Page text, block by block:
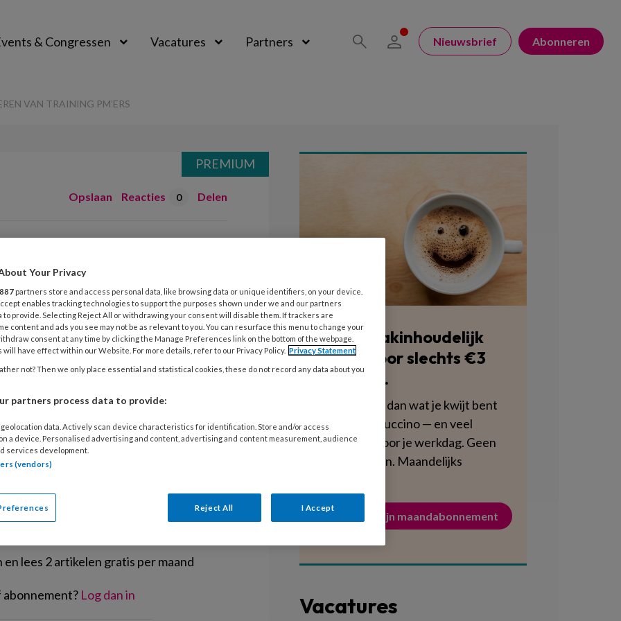
& Congressen Vacatures Partners Nieuwsbrief Abonneren
VAN TRAINING PM’ERS
Opslaan Reacties 0 Delen
van training
heeft effect op de
een goed programma dat
trainers. Veel trainingsuren
Duitse onderzoeker Franziska
lezen?
lees 2 artikelen gratis per maand
Log dan in
PREMIUM
Blijf vakinhoudelijk
scherp voor slechts €3
per week.
Dat is minder dan wat je kwijt bent
aan een cappuccino — en veel
voedzamer voor je werkdag. Geen
verplichtingen. Maandelijks
Activeer mijn maandabonnement
Vacatures
Your Privacy
887 partners store and access personal data, like browsing data or unique identifiers, on your device.
enables tracking technologies to support the purposes shown under we and our partners
to provide. Selecting Reject All or withdrawing your consent will disable them. If trackers are
content and ads you see may not be as relevant to you. You can resurface this menu to change your
consent at any time by clicking the Manage Preferences link on the bottom of the webpage.
will have effect within our Website. For more details, refer to our Privacy Policy. Privacy Statement
not? Then we only place essential and statistical cookies, these do not record any data about you
partners process data to provide:
data. Actively scan device characteristics for identification. Store and/or access
a device. Personalised advertising and content, advertising and content measurement, audience
services development.
(vendors)
Reject All I Accept